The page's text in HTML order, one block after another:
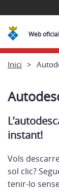
Web
Inici
instant!
Vols
sol clic?
tenir-lo